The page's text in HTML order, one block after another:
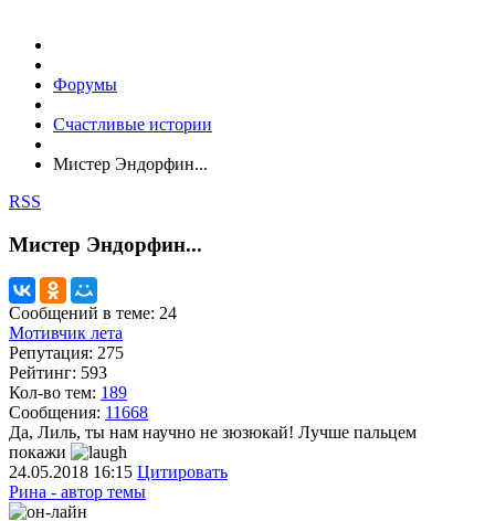
Форумы
Счастливые истории
Мистер Эндорфин...
RSS
Мистер Эндорфин...
Сообщений в теме: 24
Мотивчик лета
Репутация: 275
Рейтинг: 593
Кол-во тем: 189
Сообщения: 11668
Да, Лиль, ты нам научно не зюзюкай! Лучше пальцем
покажи
24.05.2018 16:15 Цитировать
Рина - автор темы